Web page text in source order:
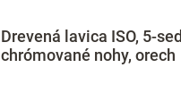
Drevená lavica ISO, 5-
chrómované nohy, orech